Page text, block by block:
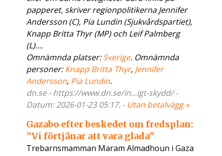
papperet, skriver regionpolitikerna Jennifer
Andersson (C), Pia Lundin (Sjukvårdspartiet),
Knapp Britta Thyr (MP) och Leif Palmberg
(L)....
Omnämnda platser:Sverige. Omnämnda
personer:Knapp Britta Thyr, Jennifer
Andersson, Pia Lundin.
dn.se - https://www.dn.se/in...igt-skydd/ -
Datum: 2026-01-23 05:17. - Utan betalvägg »
Gazabo efter beskedet om fredsplan:
”Vi förtjänar att vara glada”
Trebarnsmamman Maram Almadhoun i Gaza